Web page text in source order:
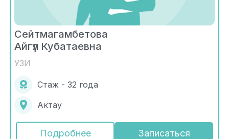
Сейтмагамбетова
Айгүл Кубатаевна
УЗИ
Стаж - 32 года
Актау
Подробнее Записаться